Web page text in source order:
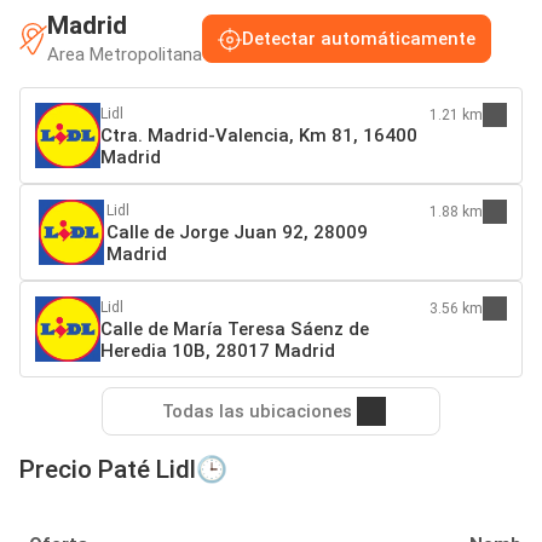
Madrid
Area Metropolitana
Detectar automáticamente
Lidl
Ctra. Madrid-Valencia, Km 81, 16400
Madrid
1.21 km
Lidl
Calle de Jorge Juan 92, 28009
Madrid
1.88 km
Lidl
Calle de María Teresa Sáenz de
Heredia 10B, 28017 Madrid
3.56 km
Todas las ubicaciones
Precio Paté Lidl🕒